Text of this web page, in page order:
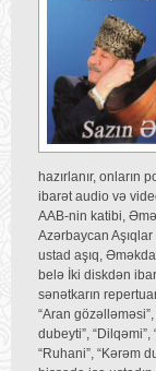
hazırlanır, onların
ibarət audio və
AAB-nin katibi,
Azərbaycan
ustad aşıq,
belə İki diskdən
sənətkarın
“Aran gözəlləməsi”,
dubeyti”, “Dilqəmi”,
“Ruhani”, “Kərəm